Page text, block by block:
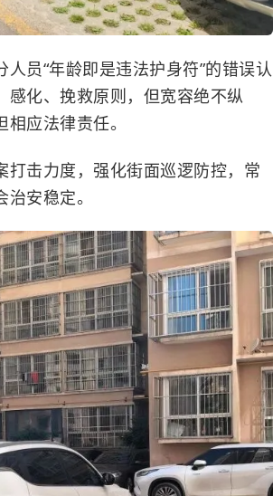
员“年龄即是违法护身符”的错误认
化、挽救原则，但宽容绝不纵
应法律责任。
击力度，强化街面巡逻防控，常
安稳定。